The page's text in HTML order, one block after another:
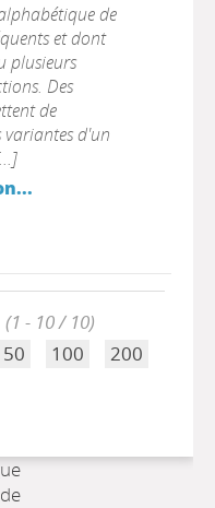
de
et dont
plusieurs
Des
de
variantes d'un
(1 - 10 / 10)
50 100 200